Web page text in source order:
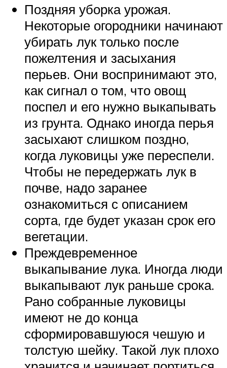
Поздняя уборка урожая.
Некоторые огородники начинают
убирать лук только после
пожелтения и засыхания
перьев. Они воспринимают это,
как сигнал о том, что овощ
поспел и его нужно выкапывать
из грунта. Однако иногда перья
засыхают слишком поздно,
когда луковицы уже переспели.
Чтобы не передержать лук в
почве, надо заранее
ознакомиться с описанием
сорта, где будет указан срок его
вегетации.
Преждевременное
выкапывание лука. Иногда люди
выкапывают лук раньше срока.
Рано собранные луковицы
имеют не до конца
сформировавшуюся чешую и
толстую шейку. Такой лук плохо